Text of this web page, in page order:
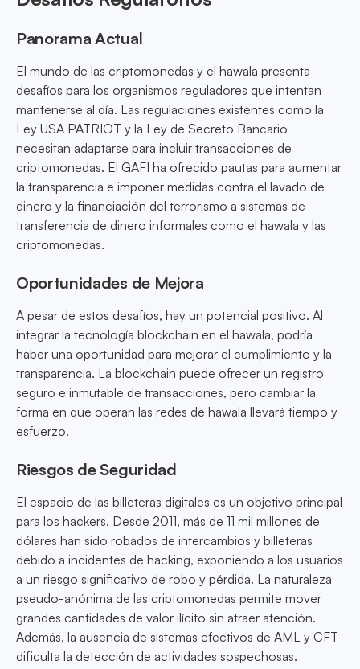
Panorama Actual
El mundo de las criptomonedas y el hawala presenta
desafíos para los organismos reguladores que intentan
mantenerse al día. Las regulaciones existentes como la
Ley USA PATRIOT y la Ley de Secreto Bancario
necesitan adaptarse para incluir transacciones de
criptomonedas. El GAFI ha ofrecido pautas para aumentar
la transparencia e imponer medidas contra el lavado de
dinero y la financiación del terrorismo a sistemas de
transferencia de dinero informales como el hawala y las
criptomonedas.
Oportunidades de Mejora
A pesar de estos desafíos, hay un potencial positivo. Al
integrar la tecnología blockchain en el hawala, podría
haber una oportunidad para mejorar el cumplimiento y la
transparencia. La blockchain puede ofrecer un registro
seguro e inmutable de transacciones, pero cambiar la
forma en que operan las redes de hawala llevará tiempo y
esfuerzo.
Riesgos de Seguridad
El espacio de las billeteras digitales es un objetivo principal
para los hackers. Desde 2011, más de 11 mil millones de
dólares han sido robados de intercambios y billeteras
debido a incidentes de hacking, exponiendo a los usuarios
a un riesgo significativo de robo y pérdida. La naturaleza
pseudo-anónima de las criptomonedas permite mover
grandes cantidades de valor ilícito sin atraer atención.
Además, la ausencia de sistemas efectivos de AML y CFT
dificulta la detección de actividades sospechosas.